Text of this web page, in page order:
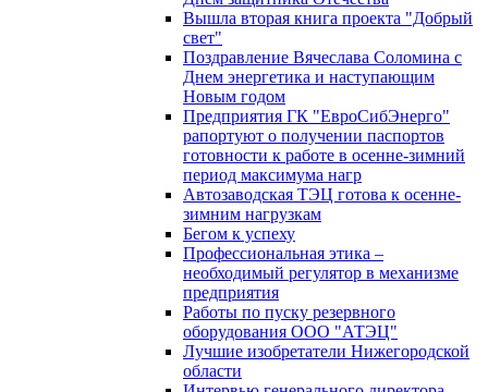
Вышла вторая книга проекта "Добрый
свет"
Поздравление Вячеслава Соломина с
Днем энергетика и наступающим
Новым годом
Предприятия ГК "ЕвроСибЭнерго"
рапортуют о получении паспортов
готовности к работе в осенне-зимний
период максимума нагр
Автозаводская ТЭЦ готова к осенне-
зимним нагрузкам
Бегом к успеху
Профессиональная этика –
необходимый регулятор в механизме
предприятия
Работы по пуску резервного
оборудования ООО "АТЭЦ"
Лучшие изобретатели Нижегородской
области